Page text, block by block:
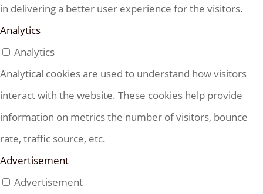
in delivering a better user experience for the visitors.
Analytics
Analytics
Analytical cookies are used to understand how visitors
interact with the website. These cookies help provide
information on metrics the number of visitors, bounce
rate, traffic source, etc.
Advertisement
Advertisement